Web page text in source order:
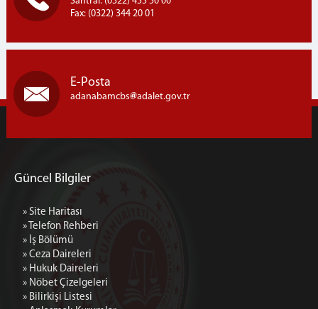
Fax: (0322) 344 20 01
E-Posta
adanabamcbs adalet.gov.tr
Güncel Bilgiler
» Site Haritası
» Telefon Rehberi
» İş Bölümü
» Ceza Daireleri
» Hukuk Daireleri
» Nöbet Çizelgeleri
» Bilirkişi Listesi